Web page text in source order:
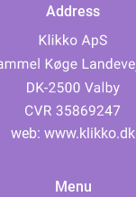
Address
web: www.klikko.dk
Menu